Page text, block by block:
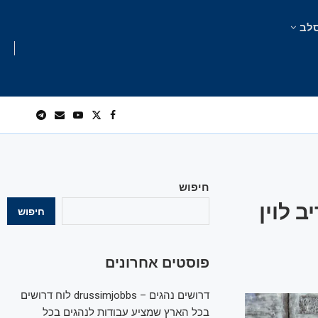
לוין
חיפוש
חיפוש
פוסטים אחרונים
דרושים נהגים – drussimjobbs לוח דרושים
בכל הארץ שמציע עבודות לנהגים בכל